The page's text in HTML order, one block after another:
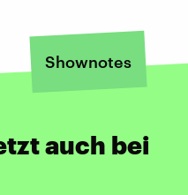
Shownotes
auch bei